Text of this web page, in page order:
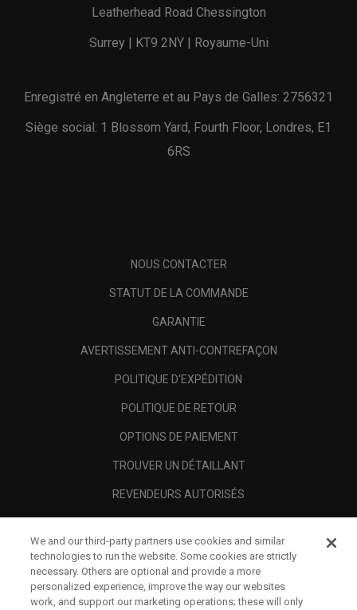
Leatherhead Road Chessington
Surrey | KT9 2NY | Royaume-Uni
Enregistré en Angleterre et au Pays de Galles: 2756321
Siège social: 1 Blossom Yard, Fourth Floor, Londres, E1
6RS
NOUS CONTACTER
STATUT DE LA COMMANDE
GARANTIE
AVERTISSEMENT ANTI-CONTREFAÇON
POLITIQUE D'EXPÉDITION
POLITIQUE DE RETOUR
OPTIONS DE PAIEMENT
TROUVER UN DÉTAILLANT
REVENDEURS AUTORISÉS
A PROPOS
MENTIONS LÉGALES
We and our third-party partners use cookies and similar
technologies to run the website. Some cookies are strictly
necessary. Others are optional and provide a more
personalized experience, improve the way our websites
work, and support our marketing operations; these will only